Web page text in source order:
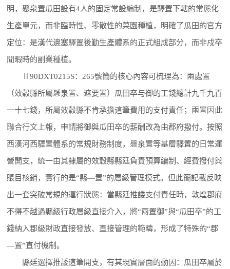
明，懸泉置瓜田設有4人的固定常設編制，是驛置下轄的常態化
生產單元，而非臨時性、零散性的菜園種植，明確了瓜田的官方
定位：是漢代邊塞驛置後勤生產體系的正式組成部分，而非戍卒
閒暇時的副業種植。
Ⅱ90DXT0215S：265號簡的核心內容可梳理為：兩處置
（效穀縣所屬懸泉置、遮要置）瓜田卒与御的工錢總計九千九百
一十七錢，所屬效穀縣不肯承擔這筆費用的支付責任；兩置因此
聯合行文上報，申請將御與瓜田卒的薪酬改為由郡府撥付。按照
西漢河西驛置體系的常規財務制度，懸泉置等基層驛置的日常運
營開支，統一由其隸屬的效穀縣縣廷負責預算編制、經費撥付與
賬目核銷，實行的是“縣—置”的層級管理模式。但此簡記載反映
出一套突破常規的運行狀態：當縣廷推諉支付責任時，敦煌郡府
不得不越過縣級行政層級直接介入，將“兩置御”與“瓜田卒”的工
錢納入郡級財政直接發放、直接管理的範疇，形成了特殊的“郡
—置”直付機制。
縣廷選擇推諉這筆開支，有其現實層面的動因：瓜田卒屬於